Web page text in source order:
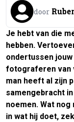
door
Je hebt van die
hebben.
ondertussen
fotograferen van
man heeft al zijn
samengebracht
noemen. Wat
in wat hij doet,